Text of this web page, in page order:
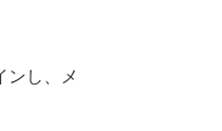
ンし、メ